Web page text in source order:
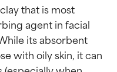
that is most
agent in facial
its absorbent
with oily skin, it can